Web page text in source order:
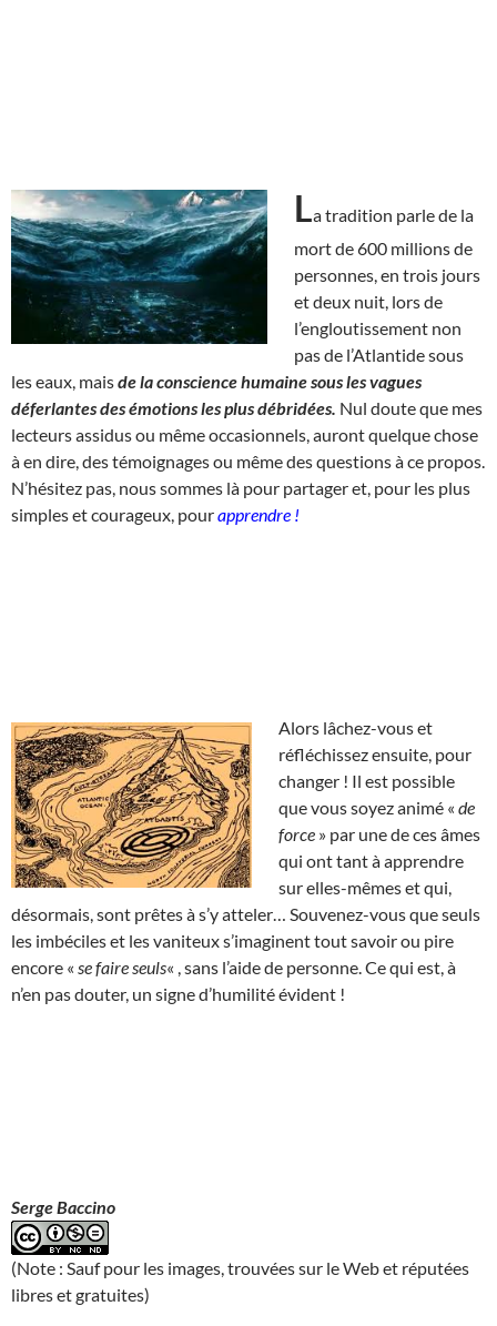
La tradition parle de la
mort de 600 millions de
personnes, en trois jours
et deux nuit, lors de
l’engloutissement non
pas de l’Atlantide sous
les eaux, maisde la conscience humaine sous les vagues
déferlantes des émotions les plus débridées. Nul doute que mes
lecteurs assidus ou même occasionnels, auront quelque chose
à en dire, des témoignages ou même des questions à ce propos.
N’hésitez pas, nous sommes là pour partager et, pour les plus
simples et courageux, pourapprendre !
Alors lâchez-vous et
réfléchissez ensuite, pour
changer ! Il est possible
que vous soyez animé « de
force » par une de ces âmes
qui ont tant à apprendre
sur elles-mêmes et qui,
désormais, sont prêtes à s’y atteler… Souvenez-vous que seuls
les imbéciles et les vaniteux s’imaginent tout savoir ou pire
encore « se faire seuls« , sans l’aide de personne. Ce qui est, à
n’en pas douter, un signe d’humilité évident !
Serge Baccino
(Note : Sauf pour les images, trouvées sur le Web et réputées
libres et gratuites)